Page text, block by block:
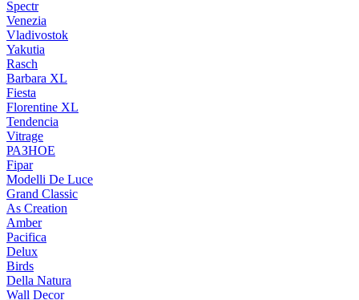
Spectr
Venezia
Vladivostok
Yakutia
Rasch
Barbara XL
Fiesta
Florentine XL
Tendencia
Vitrage
РАЗНОЕ
Fipar
Modelli De Luce
Grand Classic
As Creation
Amber
Pacifica
Delux
Birds
Della Natura
Wall Decor